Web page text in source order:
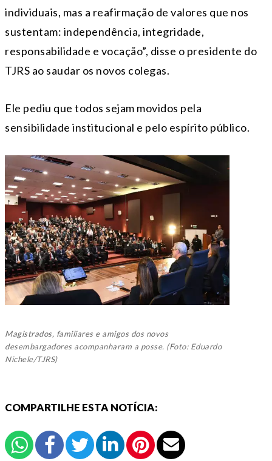
individuais, mas a reafirmação de valores que nos
sustentam: independência, integridade,
responsabilidade e vocação”, disse o presidente do
TJRS ao saudar os novos colegas.
Ele pediu que todos sejam movidos pela
sensibilidade institucional e pelo espírito público.
Magistrados, familiares e amigos dos novos
desembargadores acompanharam a posse. (Foto: Eduardo
Nichele/TJRS)
COMPARTILHE ESTA NOTÍCIA: